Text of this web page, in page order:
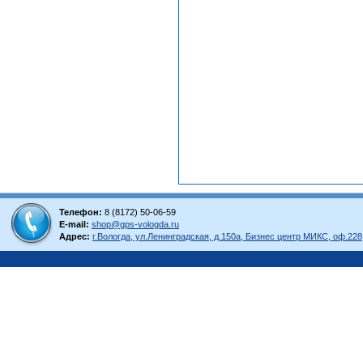
Телефон: 8 (8172) 50-06-59
E-mail: shop@gps-vologda.ru
Адрес: г.Вологда, ул.Ленинградская, д.150а, Бизнес центр МИКС, оф.228